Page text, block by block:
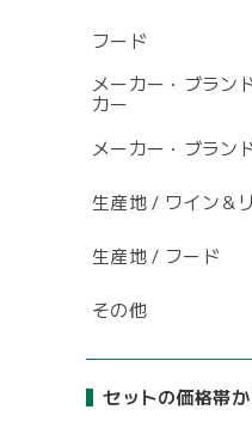
フード
メーカー・ブラン
カー
メーカー・ブラン
生産地 / ワイン＆
生産地 / フード
その他
セットの価格帯